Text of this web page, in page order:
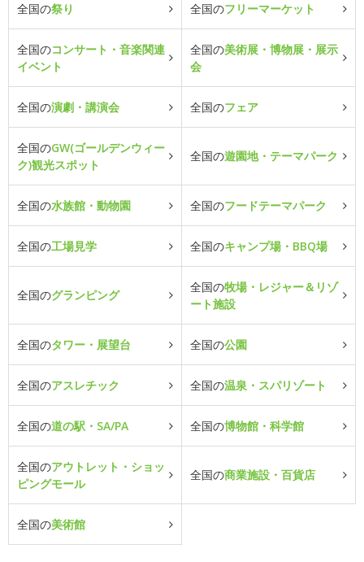
全国の祭り 全国のフリーマーケット
全国のコンサート・音楽関連
イベント
全国の美術展・博物展・展示
会
全国の演劇・講演会 全国のフェア
全国のGW(ゴールデンウィー
ク)観光スポット
全国の遊園地・テーマパーク
全国の水族館・動物園 全国のフードテーマパーク
全国の工場見学 全国のキャンプ場・BBQ場
全国のグランピング
全国の牧場・レジャー＆リゾ
ート施設
全国のタワー・展望台 全国の公園
全国のアスレチック 全国の温泉・スパリゾート
全国の道の駅・SA/PA 全国の博物館・科学館
全国のアウトレット・ショッ
ピングモール
全国の商業施設・百貨店
全国の美術館